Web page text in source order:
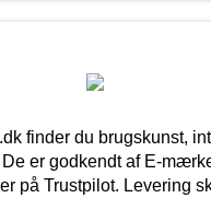
finder du brugskunst,
er godkendt af E-
på Trustpilot. Levering